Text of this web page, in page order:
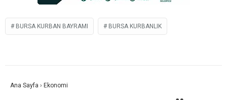
BURSA KURBAN BAYRAMI BURSA KURBANLIK
Ana Sayfa › Ekonomi